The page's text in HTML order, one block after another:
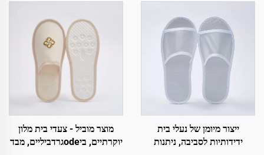
לגברים ולנשים, לחדרי מלון
ייצור מיומן של נעלי בית
ידידותיות לסביבה, ניתנות
מוצר מוביל - צעדי בית מלון
יוקרתיים, ביodeגרדביליים, מבד